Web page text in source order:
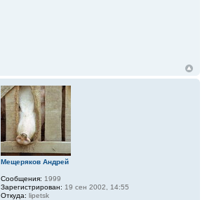
Мещеряков Андрей
Сообщения: 1999
Зарегистрирован: 19 сен 2002, 14:55
Откуда: lipetsk